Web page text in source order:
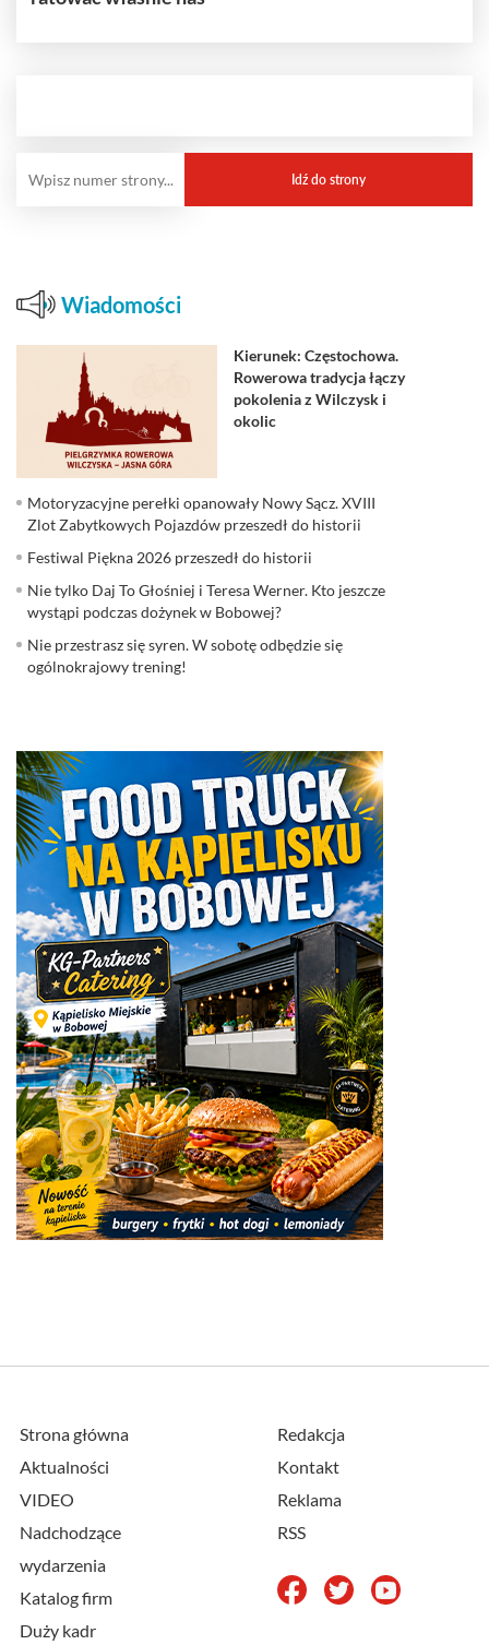
Wiadomości
Kierunek: Częstochowa.
Rowerowa tradycja łączy
pokolenia z Wilczysk i
okolic
Motoryzacyjne perełki opanowały Nowy Sącz. XVIII
Zlot Zabytkowych Pojazdów przeszedł do historii
Festiwal Piękna 2026 przeszedł do historii
Nie tylko Daj To Głośniej i Teresa Werner. Kto jeszcze
wystąpi podczas dożynek w Bobowej?
Nie przestrasz się syren. W sobotę odbędzie się
ogólnokrajowy trening!
Strona główna
Aktualności
VIDEO
Nadchodzące
wydarzenia
Katalog firm
Duży kadr
Redakcja
Kontakt
Reklama
RSS